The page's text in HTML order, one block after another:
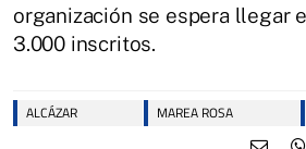
organización se espera llegar
3.000 inscritos.
ALCÁZAR MAREA ROSA